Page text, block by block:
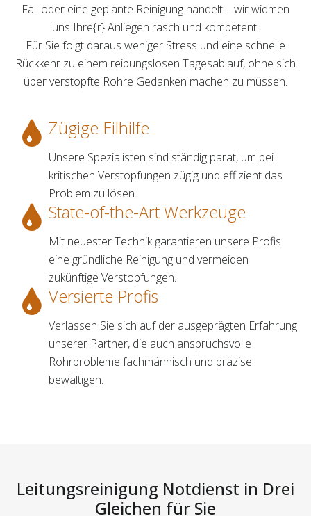
Fall oder eine geplante Reinigung handelt – wir widmen
uns Ihre{r} Anliegen rasch und kompetent.
Für Sie folgt daraus weniger Stress und eine schnelle
Rückkehr zu einem reibungslosen Tagesablauf, ohne sich
über verstopfte Rohre Gedanken machen zu müssen.
Zügige Eilhilfe
Unsere Spezialisten sind ständig parat, um bei
kritischen Verstopfungen zügig und effizient das
Problem zu lösen.
State-of-the-Art Werkzeuge
Mit neuester Technik garantieren unsere Profis
eine gründliche Reinigung und vermeiden
zukünftige Verstopfungen.
Versierte Profis
Verlassen Sie sich auf der ausgeprägten Erfahrung
unserer Partner, die auch anspruchsvolle
Rohrprobleme fachmännisch und präzise
bewältigen.
Leitungsreinigung Notdienst in Drei
Gleichen für Sie